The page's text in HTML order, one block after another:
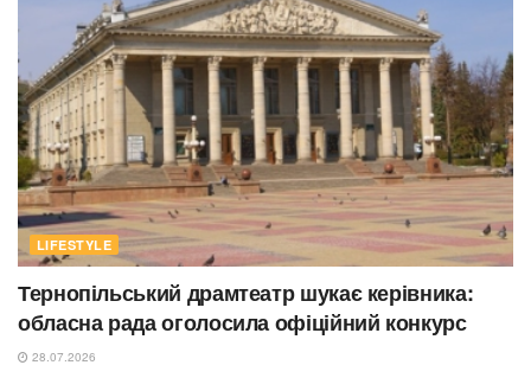
LIFESTYLE
Тернопільський драмтеатр шукає керівника:
обласна рада оголосила офіційний конкурс
28.07.2026